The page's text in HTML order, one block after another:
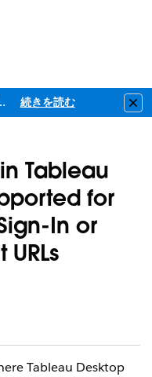
でにお時間を頂戴しております 続きを読む
Tableau
for
In or
Tableau Desktop